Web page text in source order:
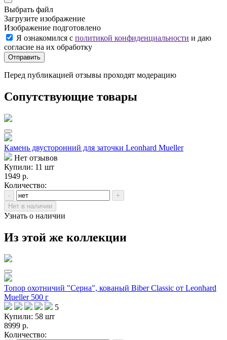
Выбрать файл
Загрузите изображение
Изображение подготовлено
Я ознакомился с политикой конфиденциальности и даю
согласие на их обработку
Отправить
Перед публикацией отзывы проходят модерацию
Сопутствующие товары
Камень двусторонний для заточки Leonhard Mueller
Нет отзывов
Купили: 11 шт
1949 р.
Количество:
-
+
Нет в наличии
Узнать о наличии
Из этой же коллекции
Топор охотничий "Серна", кованый Biber Classic от Leonhard
Mueller 500 г
5
Купили: 58 шт
8999 р.
Количество: